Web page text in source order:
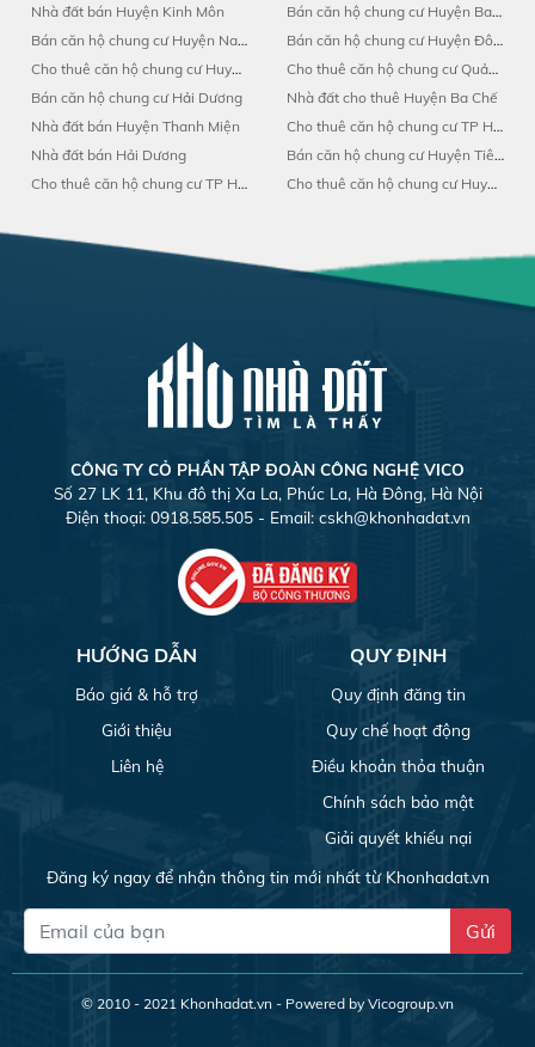
Nhà đất bán Huyện Kinh Môn
Bán căn hộ chung cư Huyện Nam Sách
Cho thuê căn hộ chung cư Huyện Ninh Giang
Bán căn hộ chung cư Hải Dương
Nhà đất bán Huyện Thanh Miện
Nhà đất bán Hải Dương
Cho thuê căn hộ chung cư TP Hải Dương
Bán căn hộ chung cư Huyện Ba Chế
Bán căn hộ chung cư Huyện Đông Triều
Cho thuê căn hộ chung cư Quảng Ninh
Nhà đất cho thuê Huyện Ba Chế
Cho thuê căn hộ chung cư TP Hạ Long
Bán căn hộ chung cư Huyện Tiên Yên
Cho thuê căn hộ chung cư Huyện Đông Triều
CÔNG TY CỎ PHẦN TẬP ĐOÀN CÔNG NGHỆ VICO
Số 27 LK 11, Khu đô thị Xa La, Phúc La, Hà Đông, Hà Nội
Điện thoại: 0918.585.505 - Email: cskh@khonhadat.vn
HƯỚNG DẪN
Báo giá & hỗ trợ
Giới thiệu
Liên hệ
QUY ĐỊNH
Quy định đăng tin
Quy chế hoạt động
Điều khoản thỏa thuận
Chính sách bảo mật
Giải quyết khiếu nại
Đăng ký ngay để nhận thông tin mới nhất từ Khonhadat.vn
Gửi
© 2010 - 2021 Khonhadat.vn - Powered by Vicogroup.vn